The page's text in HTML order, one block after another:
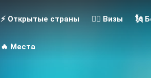
⚡️ Открытые страны 👮‍♂️ Визы 🗽
🔥 Места